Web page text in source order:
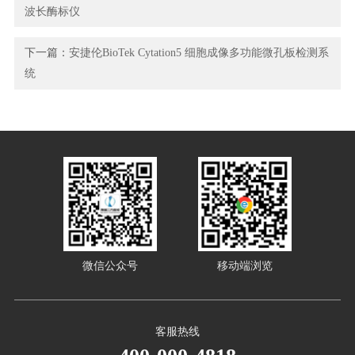
波长酶标仪
下一篇：安捷伦BioTek Cytation5 细胞成像多功能微孔板检测系
统
客服热线
微信公众号 移动端浏览